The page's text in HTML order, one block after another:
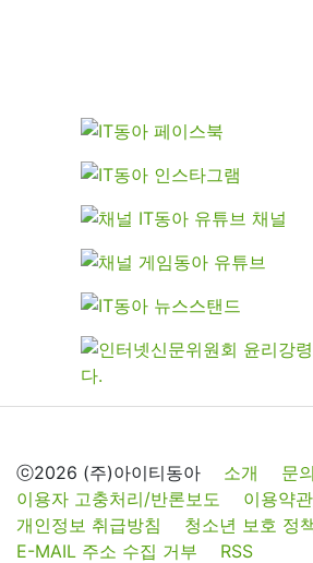
ⓒ2026 (주)아이티동아 소개
문의
이용자 고충처리/반론보도
이용약
개인정보 취급방침
청소년 보호 정
E-MAIL 주소 수집 거부
RSS